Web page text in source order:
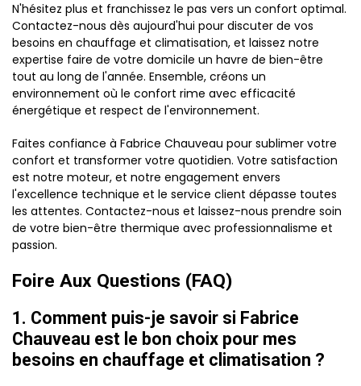
N'hésitez plus et franchissez le pas vers un confort optimal.
Contactez-nous dès aujourd'hui pour discuter de vos
besoins en chauffage et climatisation, et laissez notre
expertise faire de votre domicile un havre de bien-être
tout au long de l'année. Ensemble, créons un
environnement où le confort rime avec efficacité
énergétique et respect de l'environnement.
Faites confiance à Fabrice Chauveau pour sublimer votre
confort et transformer votre quotidien. Votre satisfaction
est notre moteur, et notre engagement envers
l'excellence technique et le service client dépasse toutes
les attentes. Contactez-nous et laissez-nous prendre soin
de votre bien-être thermique avec professionnalisme et
passion.
Foire Aux Questions (FAQ)
1. Comment puis-je savoir si Fabrice
Chauveau est le bon choix pour mes
besoins en chauffage et climatisation ?